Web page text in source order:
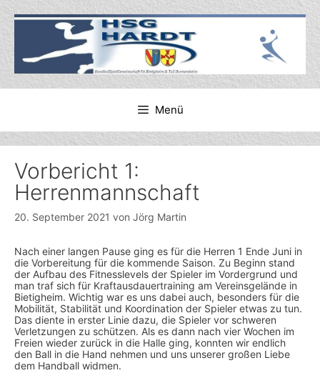
Inhalt
Menü
Vorbericht 1:
Herrenmannschaft
20. September 2021 von Jörg Martin
Nach einer langen Pause ging es für die Herren 1 Ende Juni in
die Vorbereitung für die kommende Saison. Zu Beginn stand
der Aufbau des Fitnesslevels der Spieler im Vordergrund und
man traf sich für Kraftausdauertraining am Vereinsgelände in
Bietigheim. Wichtig war es uns dabei auch, besonders für die
Mobilität, Stabilität und Koordination der Spieler etwas zu tun.
Das diente in erster Linie dazu, die Spieler vor schweren
Verletzungen zu schützen. Als es dann nach vier Wochen im
Freien wieder zurück in die Halle ging, konnten wir endlich
den Ball in die Hand nehmen und uns unserer großen Liebe
dem Handball widmen.